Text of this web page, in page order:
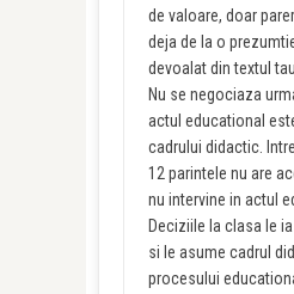
de valoare, doar
deja de la o
devoalat din textul
Nu se negociaza
actul educational
cadrului didactic.
12 parintele nu are
nu intervine in actul
Deciziile la clasa le
si le asume cadrul
procesului